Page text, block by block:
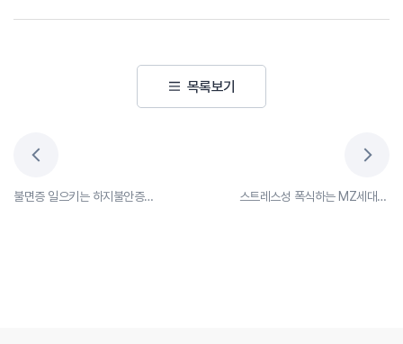
불면증 일으키는 하지불안증후군 증상과 치료법
목록보기
스트레스성 폭식하는 MZ세대, 허리디스크에 안 좋은 이유는?